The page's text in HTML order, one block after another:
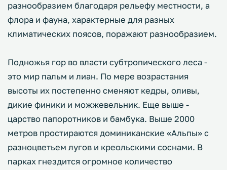
разнообразием благодаря рельефу местности, а
флора и фауна, характерные для разных
климатических поясов, поражают разнообразием.
Подножья гор во власти субтропического леса -
это мир пальм и лиан. По мере возрастания
высоты их постепенно сменяют кедры, оливы,
дикие финики и можжевельник. Еще выше -
царство папоротников и бамбука. Выше 2000
метров простираются доминиканские «Альпы» с
разноцветьем лугов и креольскими соснами. В
парках гнездится огромное количество